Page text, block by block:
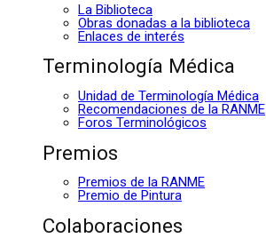
La Biblioteca
Obras donadas a la biblioteca
Enlaces de interés
Terminología Médica
Unidad de Terminología Médica
Recomendaciones de la RANME
Foros Terminológicos
Premios
Premios de la RANME
Premio de Pintura
Colaboraciones